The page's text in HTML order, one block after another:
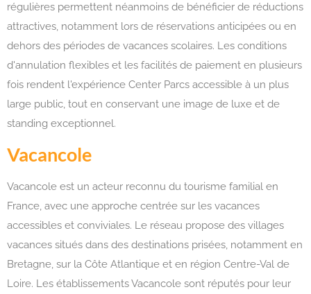
régulières permettent néanmoins de bénéficier de réductions
attractives, notamment lors de réservations anticipées ou en
dehors des périodes de vacances scolaires. Les conditions
d'annulation flexibles et les facilités de paiement en plusieurs
fois rendent l'expérience Center Parcs accessible à un plus
large public, tout en conservant une image de luxe et de
standing exceptionnel.
Vacancole
Vacancole est un acteur reconnu du tourisme familial en
France, avec une approche centrée sur les vacances
accessibles et conviviales. Le réseau propose des villages
vacances situés dans des destinations prisées, notamment en
Bretagne, sur la Côte Atlantique et en région Centre-Val de
Loire. Les établissements Vacancole sont réputés pour leur